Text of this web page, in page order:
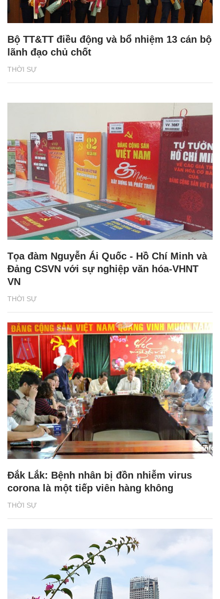
THỜI SỰ
Bộ TT&TT điều động và bổ nhiệm 13 cán bộ
lãnh đạo chủ chốt
THỜI SỰ
Tọa đàm Nguyễn Ái Quốc - Hồ Chí Minh và
Đảng CSVN với sự nghiệp văn hóa-VHNT
VN
THỜI SỰ
Đắk Lắk: Bệnh nhân bị đồn nhiễm virus
corona là một tiếp viên hàng không